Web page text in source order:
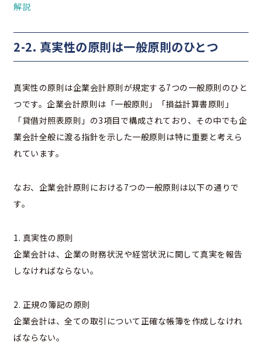
解説
2-2. 真実性の原則は一般原則のひとつ
真実性の原則は企業会計原則が規定する7つの一般原則のひと
つです。企業会計原則は「一般原則」「損益計算書原則」
「貸借対照表原則」の3項目で構成されており、その中でも企
業会計全般に渡る指針を示した一般原則は特に重要と考えら
れています。
なお、企業会計原則における7つの一般原則は以下の通りで
す。
1. 真実性の原則
企業会計は、企業の財務状況や経営状況に関して真実を報告
しなければならない。
2. 正規の簿記の原則
企業会計は、全ての取引について正確な帳簿を作成しなけれ
ばならない。